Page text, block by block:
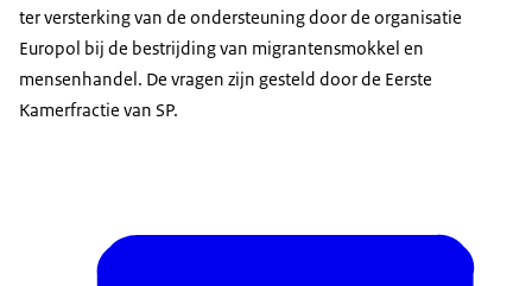
ter versterking van de ondersteuning door de organisatie
Europol bij de bestrijding van migrantensmokkel en
mensenhandel. De vragen zijn gesteld door de Eerste
Kamerfractie van SP.